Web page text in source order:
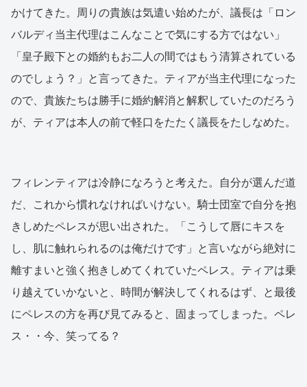
かけてきた。周りの貴族は気遣い始めたが、議長は「ロン
バルディ当主代理はこんなことで気にする方ではない」
「皇子殿下との婚約もお二人の間ではもう清算されている
のでしょう？」と言ってきた。ティアが当主代理になった
ので、貴族たちは勝手に婚約解消と解釈していたのだろう
が、ティアは本人の前で軽口をたたく議長をたしなめた。
フィレンティアは冷静になろうと考えた。自分が選んだ道
だ、これから慣れなければいけない。騎士団室で自分を抱
きしめたペレスが思い出された。「こうして唇にキスを
し、肌に触れられるのは俺だけです」と言いながら絶対に
離すまいと強く抱きしめてくれていたペレス。ティアは乗
り越えていかないと、時間が解決してくれるはず、と最後
にペレスの方を再び見てみると、固まってしまった。ペレ
ス・・今、笑ってる？